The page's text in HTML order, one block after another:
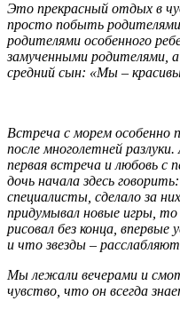
Это прекрасный отдых в
просто побыть
родителями особенного
замученными родителями,
средний сын: «Мы –
Встреча с морем особенно
после многолетней
первая встреча и любовь с
дочь начала здесь
специалисты, сделало за
придумывал новые игры,
рисовал без конца, впервые
и что звезды –
Мы лежали вечерами и
чувство, что он всегда